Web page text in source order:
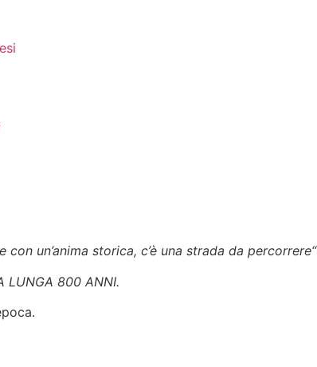
con un’anima storica, c’è una strada da percorrere“
LUNGA 800 ANNI.